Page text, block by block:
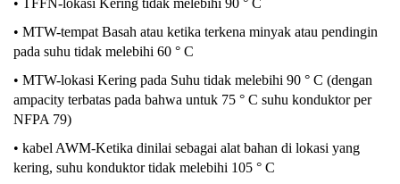
• TFFN-lokasi Kering tidak melebihi 90 ° C
• MTW-tempat Basah atau ketika terkena minyak atau pendingin
pada suhu tidak melebihi 60 ° C
• MTW-lokasi Kering pada Suhu tidak melebihi 90 ° C (dengan
ampacity terbatas pada bahwa untuk 75 ° C suhu konduktor per
NFPA 79)
• kabel AWM-Ketika dinilai sebagai alat bahan di lokasi yang
kering, suhu konduktor tidak melebihi 105 ° C